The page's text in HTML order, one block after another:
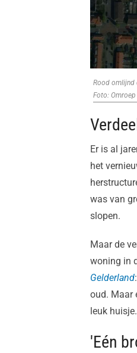
Rood omlijnd
Foto:
Er is al
het
was van
slopen.
Maar de
woning in
Gelderland
oud. Maar
leuk
'Eén